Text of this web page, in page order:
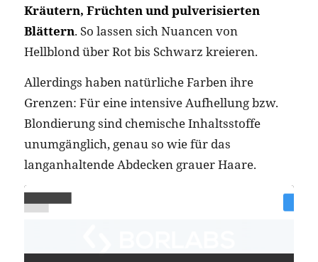
Kräutern, Früchten und pulverisierten
Blättern. So lassen sich Nuancen von
Hellblond über Rot bis Schwarz kreieren.
Allerdings haben natürliche Farben ihre
Grenzen: Für eine intensive Aufhellung bzw.
Blondierung sind chemische Inhaltsstoffe
unumgänglich, genau so wie für das
langanhaltende Abdecken grauer Haare.